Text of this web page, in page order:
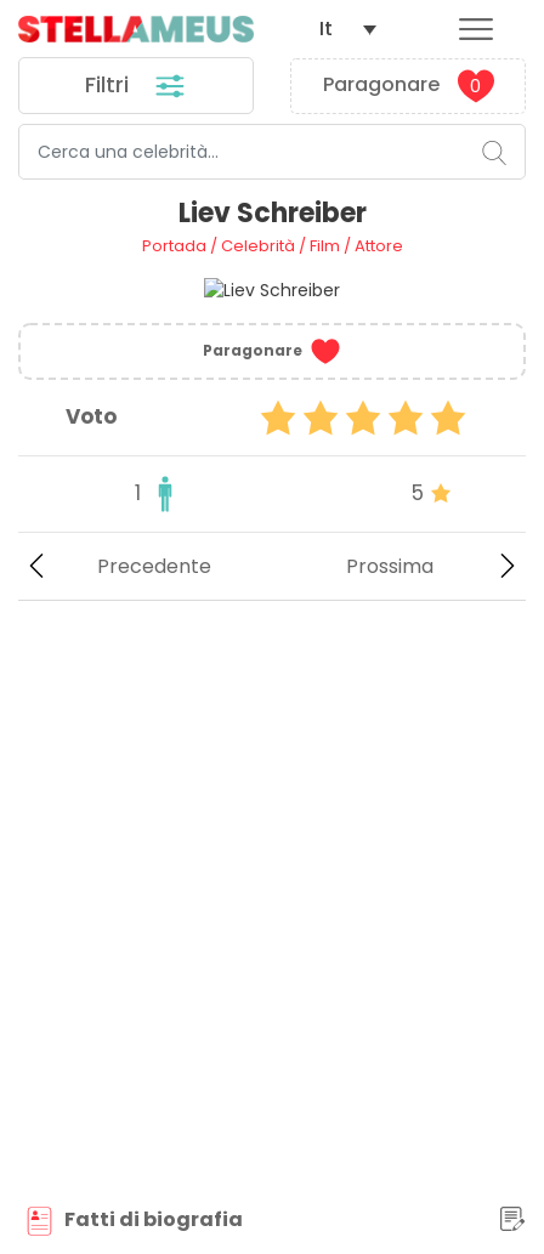
Filtri Paragonare 0
It
Liev Schreiber
Portada /Celebrità /Film /Attore
Paragonare
Voto
1 5
Prossima
Precedente
Fatti di biografia